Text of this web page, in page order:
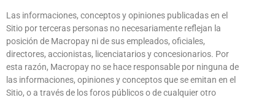
Las informaciones, conceptos y opiniones publicadas en el
Sitio por terceras personas no necesariamente reflejan la
posición de Macropay ni de sus empleados, oficiales,
directores, accionistas, licenciatarios y concesionarios. Por
esta razón, Macropay no se hace responsable por ninguna de
las informaciones, opiniones y conceptos que se emitan en el
Sitio, o a través de los foros públicos o de cualquier otro